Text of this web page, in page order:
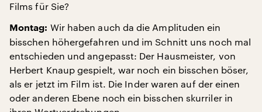
Films für Sie?
Montag: Wir haben auch da die Amplituden ein
bisschen höhergefahren und im Schnitt uns noch mal
entschieden und angepasst: Der Hausmeister, von
Herbert Knaup gespielt, war noch ein bisschen böser,
als er jetzt im Film ist. Die Inder waren auf der einen
oder anderen Ebene noch ein bisschen skurriler in